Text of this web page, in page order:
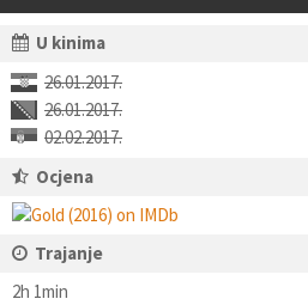
U kinima
26.01.2017.
26.01.2017.
02.02.2017.
Ocjena
Trajanje
2h 1min